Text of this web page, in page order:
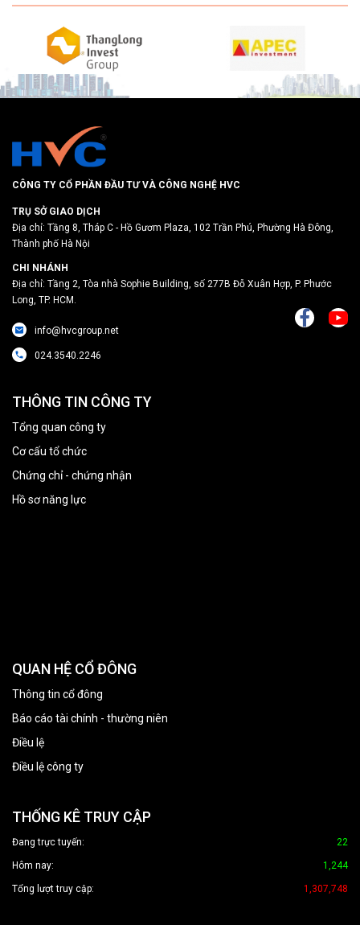
CÔNG TY CỔ PHẦN ĐẦU TƯ VÀ CÔNG NGHỆ HVC
TRỤ SỞ GIAO DỊCH
Địa chỉ: Tầng 8, Tháp C - Hồ Gươm Plaza, 102 Trần Phú, Phường Hà Đông,
Thành phố Hà Nội
CHI NHÁNH
Địa chỉ: Tầng 2, Tòa nhà Sophie Building, số 277B Đỗ Xuân Hợp, P. Phước
Long, TP. HCM.
info@hvcgroup.net
024.3540.2246
THÔNG TIN CÔNG TY
Tổng quan công ty
Cơ cấu tổ chức
Chứng chỉ - chứng nhận
Hồ sơ năng lực
QUAN HỆ CỔ ĐÔNG
Thông tin cổ đông
Báo cáo tài chính - thường niên
Điều lệ
Điều lệ công ty
THỐNG KÊ TRUY CẬP
Đang trực tuyến: 22
Hôm nay: 1,244
Tổng lượt truy cập: 1,307,748